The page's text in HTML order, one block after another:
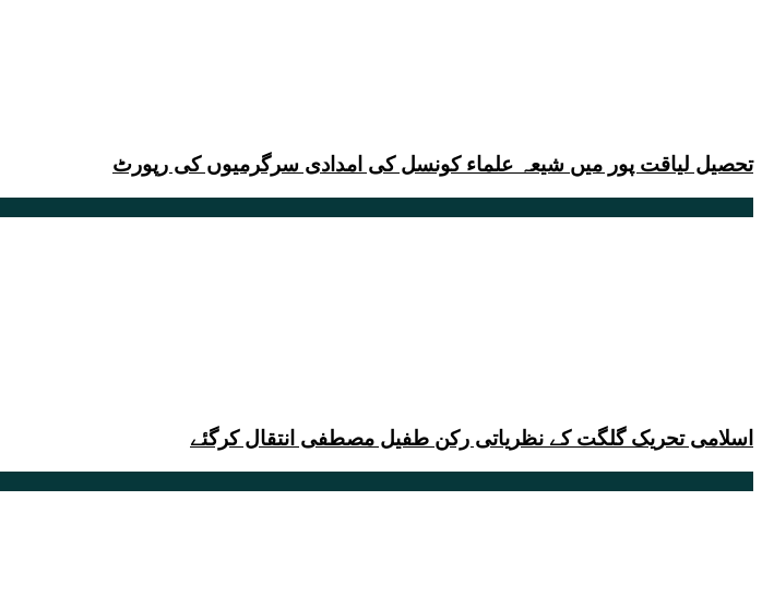
تحصیل لیاقت پور میں شیعہ علماء کونسل کی امدادی سرگرمیوں کی رپورٹ
اسلامی تحریک گلگت کے نظریاتی رکن طفیل مصطفی انتقال کرگئے